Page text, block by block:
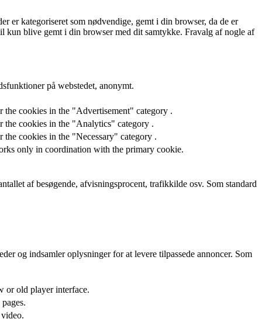
er kategoriseret som nødvendige, gemt i din browser, da de er
kun blive gemt i din browser med dit samtykke. Fravalg af nogle af
på webstedet, anonymt.
the cookies in the "Advertisement" category .
the cookies in the "Analytics" category .
cookies in the "Necessary" category .
only in coordination with the primary cookie.
af besøgende, afvisningsprocent, trafikkilde osv. Som standard
og indsamler oplysninger for at levere tilpassede annoncer. Som
or old player interface.